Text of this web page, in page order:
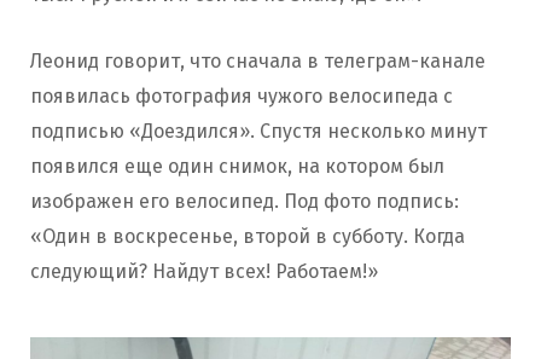
Леонид говорит, что сначала в телеграм-канале
появилась фотография чужого велосипеда с
подписью «Доездился». Спустя несколько минут
появился еще один снимок, на котором был
изображен его велосипед. Под фото подпись:
«Один в воскресенье, второй в субботу. Когда
следующий? Найдут всех! Работаем!»